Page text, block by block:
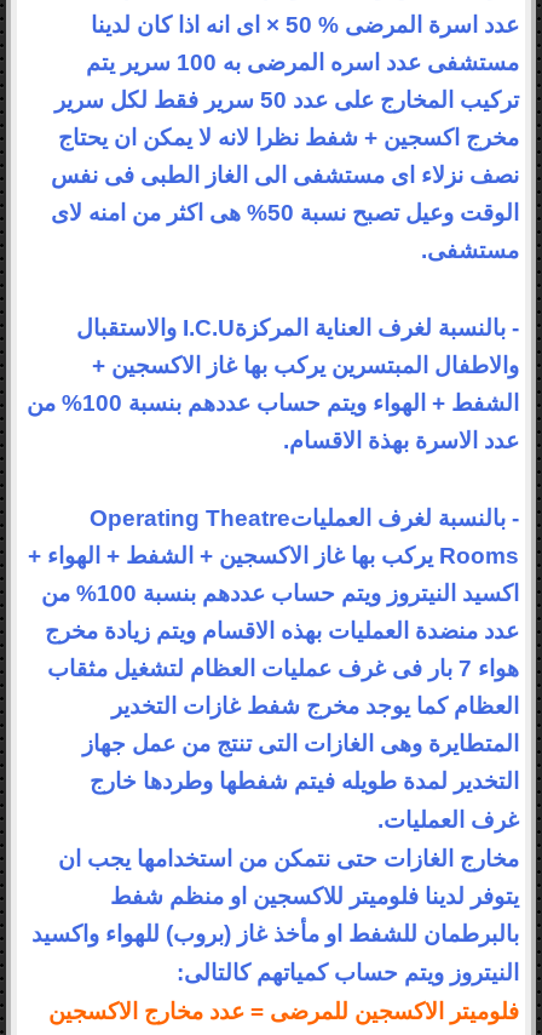
عدد اسرة المرضى × 50 % اى انه اذا كان لدينا
مستشفى عدد اسره المرضى به 100 سرير يتم
تركيب المخارج
على عدد 50 سرير فقط لكل سرير
مخرج اكسجين + شفط نظرا لانه لا يمكن ان يحتاج
نصف نزلاء اى مستشفى الى الغاز الطبى فى نفس
الوقت وعيل تصبح نسبة 50% هى اكثر من امنه
لاى
مستشفى.
- بالنسبة لغرف العناية المركزةI.C.U والاستقبال
والاطفال المبتسرين يركب بها غاز الاكسجين +
الشفط +
الهواء ويتم حساب عددهم بنسبة 100% من
عدد الاسرة بهذة الاقسام.
- بالنسبة لغرف العملياتOperating Theatre
Rooms يركب بها غاز الاكسجين + الشفط + الهواء +
اكسيد النيتروز ويتم حساب عددهم
بنسبة 100% من
عدد منضدة العمليات بهذه الاقسام ويتم زيادة مخرج
هواء 7 بار فى غرف
عمليات العظام لتشغيل مثقاب
العظام كما يوجد مخرج شفط غازات التخدير
المتطايرة وهى الغازات التى تنتج من عمل جهاز
التخدير لمدة طويله فيتم شفطها وطردها خارج
غرف العمليات.
مخارج الغازات حتى نتمكن من استخدامها يجب ان
يتوفر لدينا فلوميتر للاكسجين او منظم شفط
بالبرطمان للشفط او مأخذ غاز (بروب) للهواء واكسيد
النيتروز ويتم حساب كمياتهم كالتالى:
فلوميتر الاكسجين للمرضى = عدد مخارج الاكسجين